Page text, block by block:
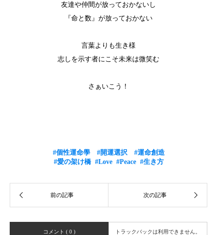
友達や仲間が放っておかないし
『命と数』が放っておかない
言葉よりも生き様
志しを示す者にこそ未来は微笑む
さぁいこう！
#個性運命學 #開運選択
#運命創造
#愛の架け橋 #Love #Peace #生き方
コメント ( 0 ) トラックバックは利用できません。